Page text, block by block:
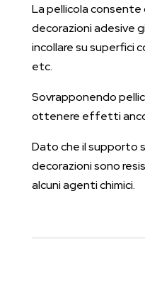
La pellicola
decorazioni adesive
incollare su superfici
etc.
Sovrapponendo
ottenere effetti
Dato che il supporto
decorazioni sono
alcuni agenti chimici.